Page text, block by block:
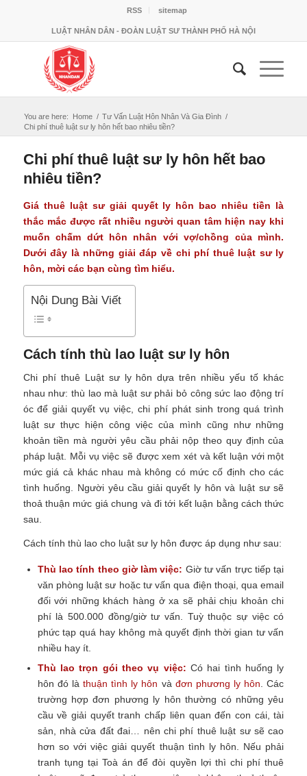
RSS sitemap
LUẬT NHÂN DÂN - ĐOÀN LUẬT SƯ THÀNH PHỐ HÀ NỘI
You are here: Home / Tư Vấn Luật Hôn Nhân Và Gia Đình /
Chi phí thuê luật sư ly hôn hết bao nhiêu tiền?
Chi phí thuê luật sư ly hôn hết bao
nhiêu tiền?
Giá thuê luật sư giải quyết ly hôn bao nhiêu tiền là
thắc mắc được rất nhiều người quan tâm hiện nay khi
muốn chấm dứt hôn nhân với vợ/chồng của mình.
Dưới đây là những giải đáp về chi phí thuê luật sư ly
hôn, mời các bạn cùng tìm hiểu.
Nội Dung Bài Viết
Cách tính thù lao luật sư ly hôn
Chi phí thuê Luật sư ly hôn dựa trên nhiều yếu tố khác
nhau như: thù lao mà luật sư phải bỏ công sức lao động trí
óc để giải quyết vụ việc, chi phí phát sinh trong quá trình
luật sư thực hiện công việc của mình cũng như những
khoản tiền mà người yêu cầu phải nộp theo quy định của
pháp luật. Mỗi vụ việc sẽ được xem xét và kết luận với một
mức giá cả khác nhau mà không có mức cố định cho các
tình huống. Người yêu cầu giải quyết ly hôn và luật sư sẽ
thoả thuận mức giá chung và đi tới kết luận bằng cách thức
sau.
Cách tính thù lao cho luật sư ly hôn được áp dụng như sau:
Thù lao tính theo giờ làm việc: Giờ tư vấn trực tiếp tại
văn phòng luật sư hoặc tư vấn qua điện thoại, qua email
đối với những khách hàng ở xa sẽ phải chịu khoản chi
phí là 500.000 đồng/giờ tư vấn. Tuỳ thuộc sự việc có
phức tạp quá hay không mà quyết định thời gian tư vấn
nhiều hay ít.
Thù lao trọn gói theo vụ việc: Có hai tình huống ly
hôn đó làthuận tình ly hôn và đơn phương ly hôn . Các
trường hợp đơn phương ly hôn thường có những yêu
cầu về giải quyết tranh chấp liên quan đến con cái, tài
sản, nhà cửa đất đai… nên chi phí thuê luật sư sẽ cao
hơn so với việc giải quyết thuận tình ly hôn. Nếu phải
tranh tụng tại Toà án để đòi quyền lợi thì chi phí thuê